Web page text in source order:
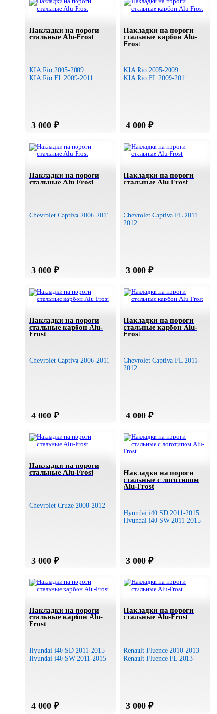
Накладки на пороги
стальные Alu-Frost
KIA Rio 2005-2009
KIA Rio FL 2009-2011
Накладки на пороги
стальные карбон Alu-
Frost
KIA Rio 2005-2009
KIA Rio FL 2009-2011
Накладки на пороги
стальные Alu-Frost
Chevrolet Captiva 2006-2011
Накладки на пороги
стальные Alu-Frost
Chevrolet Captiva FL 2011-
2012
Накладки на пороги
стальные карбон Alu-
Frost
Chevrolet Captiva 2006-2011
Накладки на пороги
стальные карбон Alu-
Frost
Chevrolet Captiva FL 2011-
2012
Накладки на пороги
стальные Alu-Frost
Chevrolet Cruze 2008-2012
Накладки на пороги
стальные с логотипом
Alu-Frost
Hyundai i40 SD 2011-2015
Hyundai i40 SW 2011-2015
Накладки на пороги
стальные карбон Alu-
Frost
Hyundai i40 SD 2011-2015
Hyundai i40 SW 2011-2015
Накладки на пороги
стальные Alu-Frost
Renault Fluence 2010-2013
Renault Fluence FL 2013-